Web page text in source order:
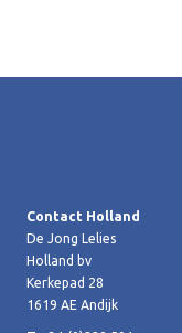
Contact Holland
De Jong Lelies
Holland bv
Kerkepad 28
1619 AE Andijk